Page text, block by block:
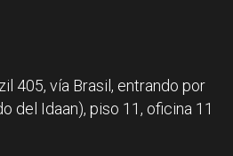
405, vía Brasil, entrando por
del Idaan), piso 11, oficina 11